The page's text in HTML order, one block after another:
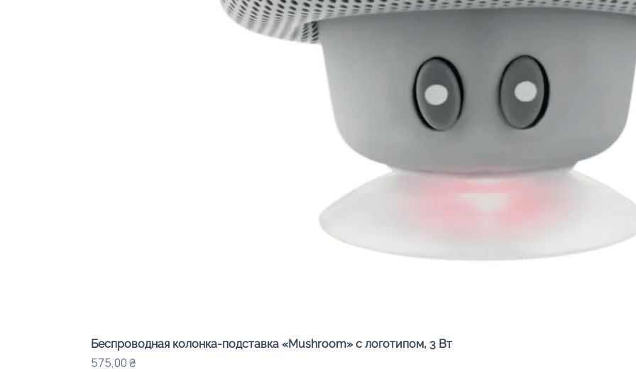
Быстрый просмотр
Беспроводная колонка-подставка «Mushroom» с логотипом, 3 Вт
Цена
575,00 ₴